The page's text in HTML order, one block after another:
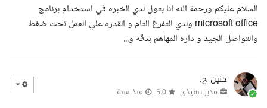
السلام عليكم ورحمة الله انا بتول لدي الخبره في استخدام برنامج
microsoft office ولدي التفرغ التام و القدره علي العمل تحت ضغط
والتواصل الجيد و داره المهاهم بدقه و...
حنين ح.
مدير تنفيذي منذ سنة